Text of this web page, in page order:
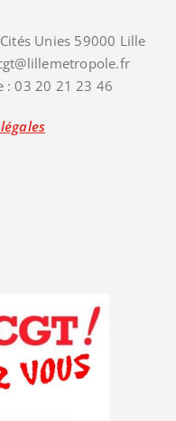
Unies 59000 Lille
: 03 20 21 23 46